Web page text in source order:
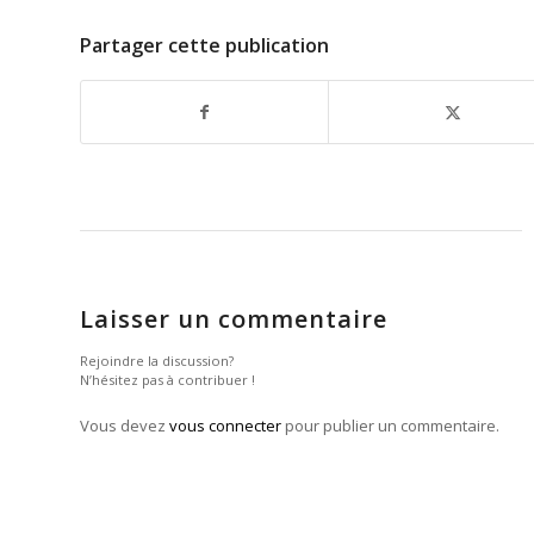
Partager cette publication
Laisser un commentaire
Rejoindre la discussion?
N’hésitez pas à contribuer !
Vous devez vous connecter pour publier un commentaire.